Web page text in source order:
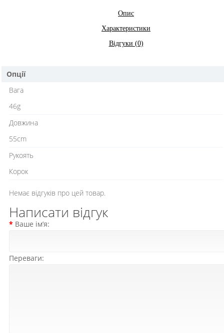
Опис
Характеристики
Відгуки (0)
Опції
Вага
46g
Довжина
55cm
Рукоять
Корок
Немає відгуків про цей товар.
Написати відгук
Ваше ім’я:
Переваги: